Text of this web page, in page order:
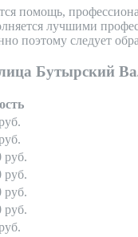
помощь,
лучшими
поэтому следует
Бутырский
руб.
руб.
руб.
руб.